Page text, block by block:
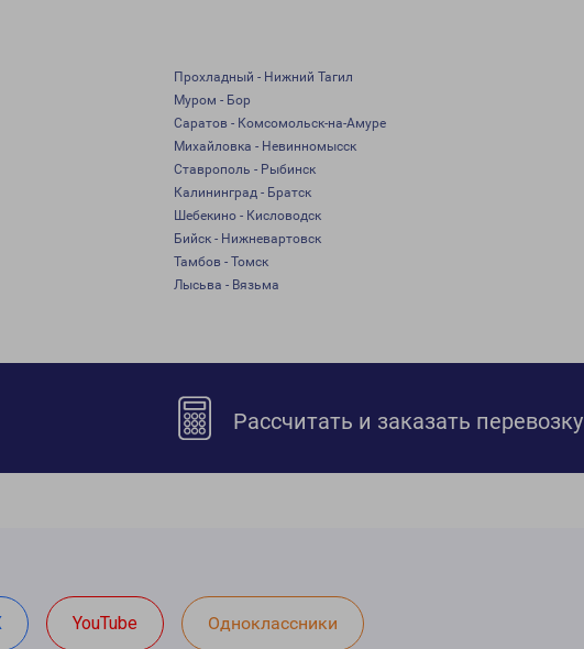
Прохладный - Нижний Тагил
Муром - Бор
Саратов - Комсомольск-на-Амуре
Михайловка - Невинномысск
Ставрополь - Рыбинск
Калининград - Братск
Шебекино - Кисловодск
Бийск - Нижневартовск
Тамбов - Томск
Лысьва - Вязьма
Рассчитать и заказать перевозку
YouTube Одноклассники